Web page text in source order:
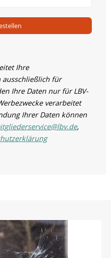
Ihre
ausschließlich für
Ihre Daten nur für LBV-
verarbeitet
Ihrer Daten können
,